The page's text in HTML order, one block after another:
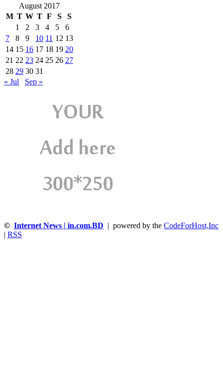
August 2017
M T W T F S
S
1
2 3 4 5
6
7
8 9 10 11 12 13
14 15 16 17 18 19 20
21 22 23 24 25 26 27
28 29 30 31
« Jul
Sep »
© Internet News | in.com.BD | powered by the CodeForHost,Inc
| RSS